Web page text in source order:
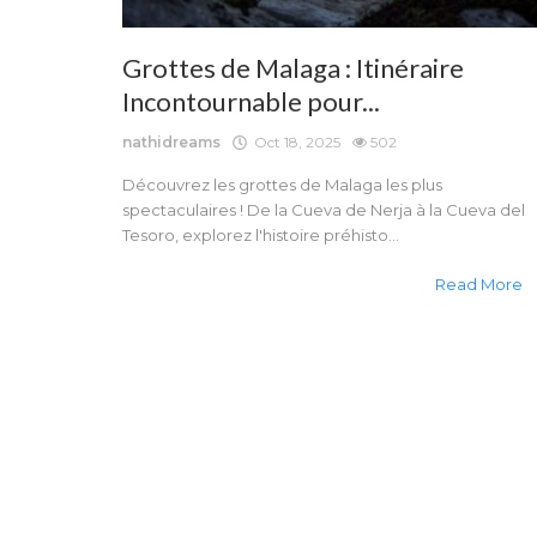
Grottes de Malaga : Itinéraire
Incontournable pour...
nathidreams Oct 18, 2025 502
Découvrez les grottes de Malaga les plus
spectaculaires ! De la Cueva de Nerja à la Cueva del
Tesoro, explorez l'histoire préhisto...
Read More